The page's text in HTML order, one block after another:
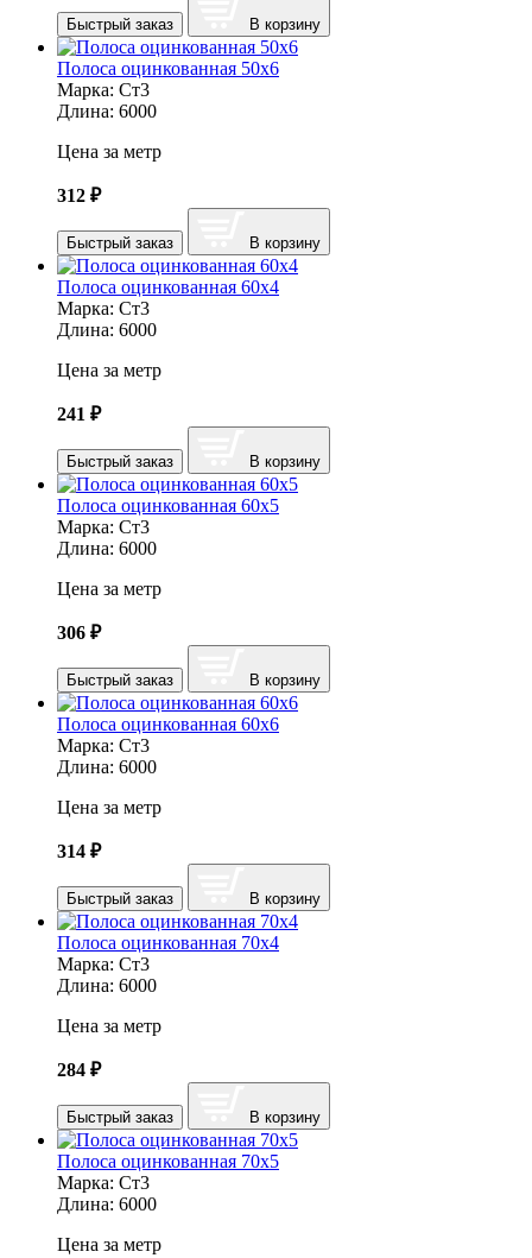
Быстрый заказ В корзину
Полоса оцинкованная 50х6
Марка: Ст3
Длина: 6000
Цена за метр
312 ₽
Быстрый заказ В корзину
Полоса оцинкованная 60х4
Марка: Ст3
Длина: 6000
Цена за метр
241 ₽
Быстрый заказ В корзину
Полоса оцинкованная 60х5
Марка: Ст3
Длина: 6000
Цена за метр
306 ₽
Быстрый заказ В корзину
Полоса оцинкованная 60х6
Марка: Ст3
Длина: 6000
Цена за метр
314 ₽
Быстрый заказ В корзину
Полоса оцинкованная 70х4
Марка: Ст3
Длина: 6000
Цена за метр
284 ₽
Быстрый заказ В корзину
Полоса оцинкованная 70х5
Марка: Ст3
Длина: 6000
Цена за метр